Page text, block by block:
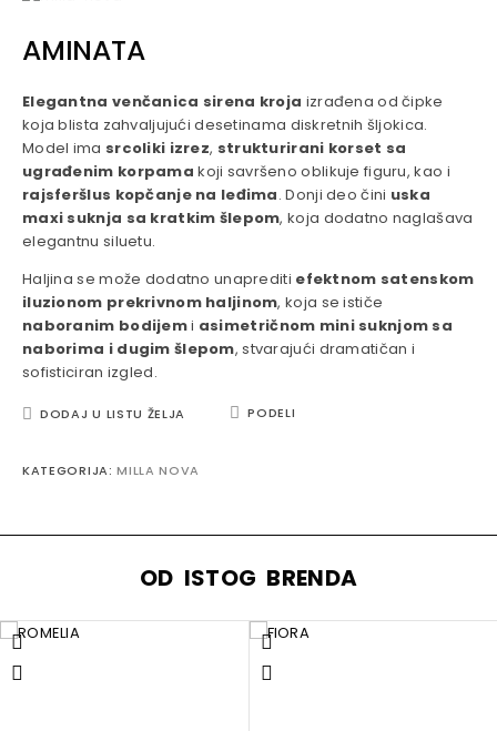
AMINATA
Elegantna venčanica sirena kroja izrađena od čipke
koja blista zahvaljujući desetinama diskretnih šljokica.
Model ima srcoliki izrez, strukturirani korset sa
ugrađenim korpama koji savršeno oblikuje figuru, kao i
rajsferšlus kopčanje na leđima. Donji deo čini uska
maxi suknja sa kratkim šlepom, koja dodatno naglašava
elegantnu siluetu.
Haljina se može dodatno unaprediti efektnom satenskom
iluzionom prekrivnom haljinom, koja se ističe
naboranim bodijemi asimetričnom mini suknjom sa
naborima i dugim šlepom, stvarajući dramatičan i
sofisticiran izgled.
DODAJ U LISTU ŽELJA PODELI
KATEGORIJA:MILLA NOVA
OD ISTOG BRENDA